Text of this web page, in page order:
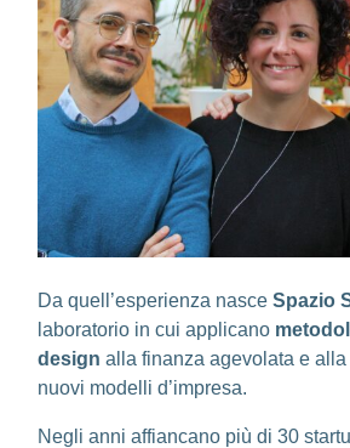
Da quell’esperienza nasce Spazio
laboratorio in cui applicano
design alla finanza agevolata e
nuovi modelli d’impresa.
Negli anni affiancano più di 30